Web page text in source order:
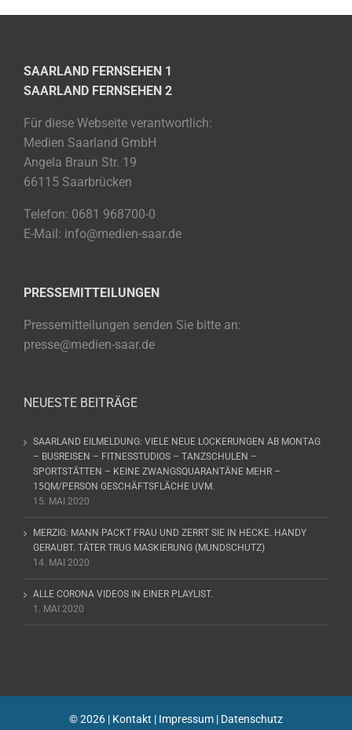
SAARLAND FERNSEHEN 1
SAARLAND FERNSEHEN 2
Für diese Webseite verantwortlich:
Medien Saarland GmbH
Angela Braun Str. 19
66115 Saarbrücken
Telefon: 0681 968700-0
E-Mail: info@medien-saar.de
PRESSEMITTEILUNGEN
Pressemitteilungen senden Sie bitte an:
presse@medien-saar.de
NEUESTE BEITRÄGE
SAARLAND EILMELDUNG: VIELE NEUE LOCKERUNGEN AB MONTAG
– BUSREISEN – FITNESSTUDIOS – TANZSCHULEN –
SPORTSTÄTTEN – KEINE ZWANGSQUARANTÄNE MEHR –
15QM/PERSON GESCHÄFTSFLÄCHE UVM.
15. MAI 2020
MERZIG: MANN PACKT FRAU UND ZERRT SIE IN HECKE. HANDY
GERAUBT. TÄTER TRUG MASKIERUNG (MUNDSCHUTZ)
14. MAI 2020
ALLE CORONA VIDEOS IN EINER PLAYLIST.
1. MAI 2020
©2026 | Kontakt | Impressum | Datenschutz